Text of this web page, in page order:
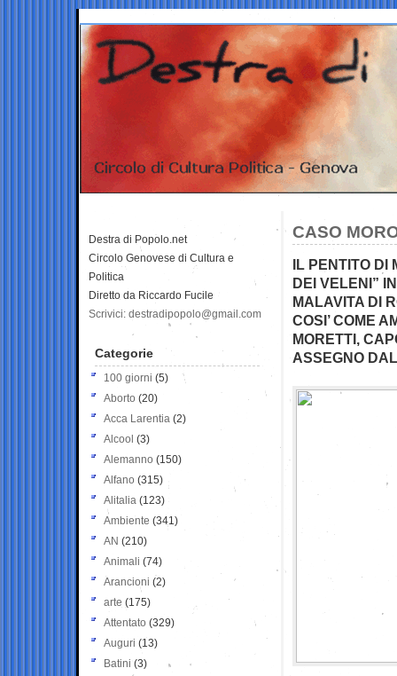
CASO
IL PENTITO DI
DEI VELENI”
MALAVITA DI
COSI’ COME
MORETTI,
ASSEGNO
Destra di Popolo.net
Circolo Genovese di Cultura e
Politica
Diretto da Riccardo Fucile
Scrivici: destradipopolo@gmail.com
Categorie
100 giorni (5)
Aborto (20)
Acca Larentia (2)
Alcool (3)
Alemanno (150)
Alfano (315)
Alitalia (123)
Ambiente (341)
AN (210)
Animali (74)
Arancioni (2)
arte (175)
Attentato (329)
Auguri (13)
Batini (3)